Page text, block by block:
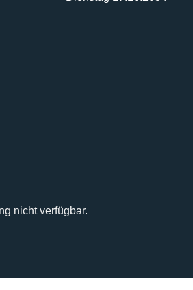
nicht verfügbar.